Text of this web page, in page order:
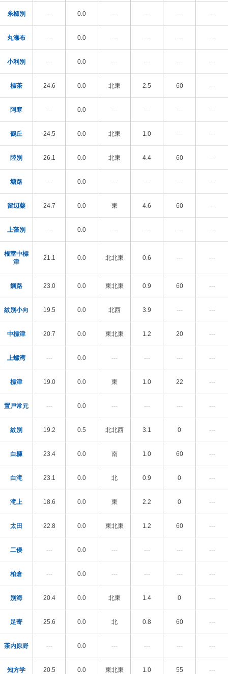
糸櫛別 --- 0.0 --- --- --- ---
丸瀬布 --- 0.0 --- --- --- ---
小利別 --- 0.0 --- --- --- ---
標茶 24.6 0.0 北東 2.5 60 ---
阿寒 --- 0.0 --- --- --- ---
鶴丘 24.5 0.0 北東 1.0 --- ---
陸別 26.1 0.0 北東 4.4 60 ---
塘路 --- 0.0 --- --- --- ---
留辺蘂 24.7 0.0 東 4.6 60 ---
上藻別 --- 0.0 --- --- --- ---
根室中標
津
21.1 0.0 北北東 0.6 --- ---
釧路 23.0 0.0 東北東 0.9 60 ---
紋別小向 19.5 0.0 北西 3.9 --- ---
中標津 20.7 0.0 東北東 1.2 20 ---
上螺湾 --- 0.0 --- --- --- ---
標津 19.0 0.0 東 1.0 22 ---
置戸常元 --- 0.0 --- --- --- ---
紋別 19.2 0.5 北北西 3.1 0 ---
白糠 23.4 0.0 南 1.0 60 ---
白滝 23.1 0.0 北 0.9 0 ---
滝上 18.6 0.0 東 2.2 0 ---
太田 22.8 0.0 東北東 1.2 60 ---
二俣 --- 0.0 --- --- --- ---
柏倉 --- 0.0 --- --- --- ---
別海 20.4 0.0 北東 1.4 0 ---
足寄 25.6 0.0 北 0.8 60 ---
茶内原野 --- 0.0 --- --- --- ---
知方学 20.5 0.0 東北東 1.0 55 ---